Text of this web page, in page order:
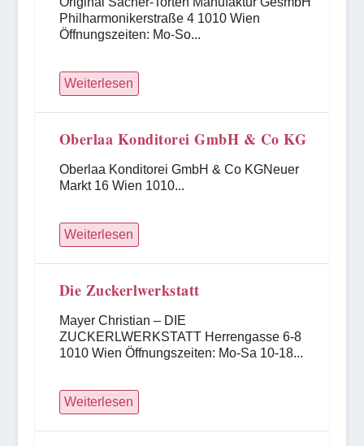
Philharmonikerstraße 4 1010 Wien
Öffnungszeiten: Mo-So...
Weiterlesen
Oberlaa Konditorei GmbH & Co KG
Oberlaa Konditorei GmbH & Co KGNeuer
Markt 16 Wien 1010...
Weiterlesen
Die Zuckerlwerkstatt
Mayer Christian – DIE
ZUCKERLWERKSTATT Herrengasse 6-8
1010 Wien Öffnungszeiten: Mo-Sa 10-18...
Weiterlesen